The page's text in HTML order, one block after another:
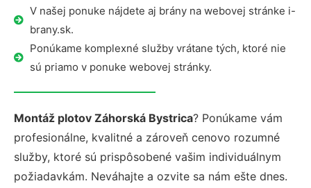
V našej ponuke nájdete aj brány na webovej stránke i-
brany.sk.
Ponúkame komplexné služby vrátane tých, ktoré nie
sú priamo v ponuke webovej stránky.
Montáž plotov Záhorská Bystrica? Ponúkame vám
profesionálne, kvalitné a zároveň cenovo rozumné
služby, ktoré sú prispôsobené vašim individuálnym
požiadavkám. Neváhajte a ozvite sa nám ešte dnes.